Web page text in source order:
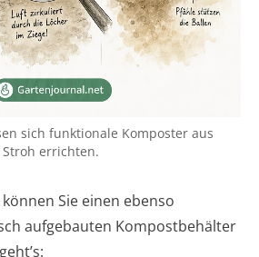
sich funktionale Komposter aus
errichten.
Sie einen ebenso
aufgebauten Kompostbehälter